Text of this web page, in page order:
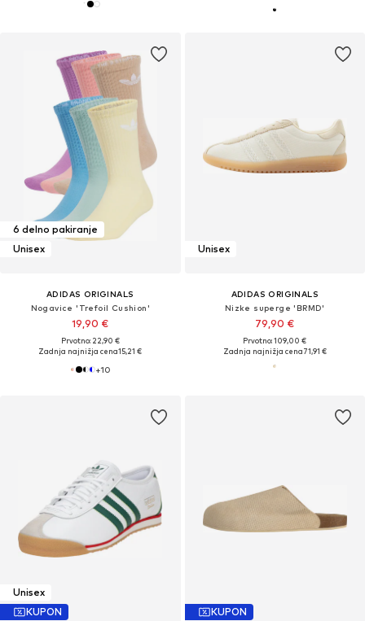
6 delno pakiranje
Unisex
ADIDAS ORIGINALS
Nogavice 'Trefoil Cushion'
19,90 €
Prvotno: 22,90 €
Zadnja najnižja cena15,21 €
+10
Unisex
ADIDAS ORIGINALS
Nizke superge 'BRMD'
79,90 €
Prvotno: 109,00 €
Zadnja najnižja cena71,91 €
Unisex
KUPON
KUPON